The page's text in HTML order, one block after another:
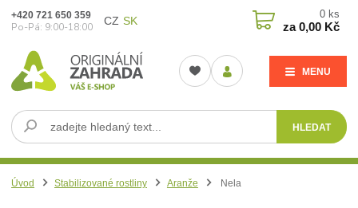
CZ SK
MENU
HLEDAT
+420 721 650 359
Po-Pá: 9:00-18:00
0 ks
za0,00 Kč
Úvod Stabilizované rostliny Aranže Nela